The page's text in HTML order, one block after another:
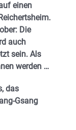
einen
Die
auch
sein. Als
werden …
das
Gsang